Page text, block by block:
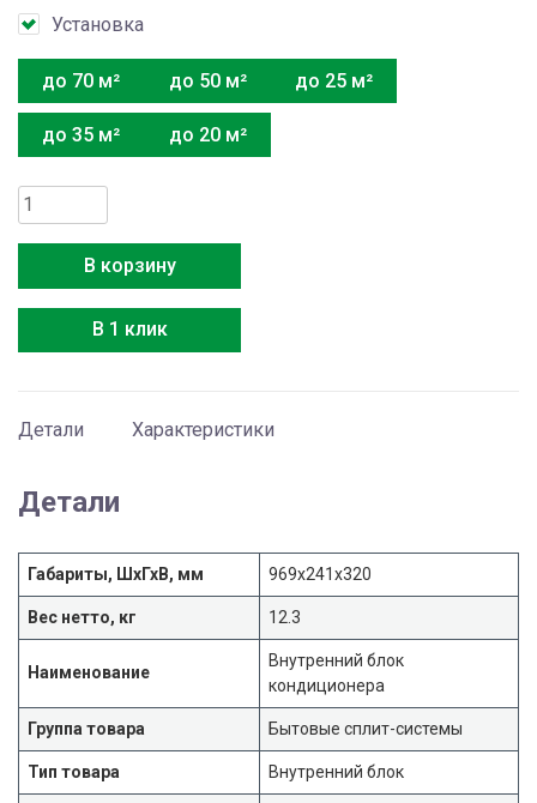
Установка
до 70 м² до 50 м² до 25 м²
до 35 м² до 20 м²
Количество
товара
MSAG2-
18HRN1-
В корзину
В 1 клик
Детали Характеристики
Детали
Габариты, ШхГхВ, мм 969x241x320
Вес нетто, кг 12.3
Наименование
Внутренний блок
кондиционера
Группа товара Бытовые сплит-системы
Тип товара Внутренний блок